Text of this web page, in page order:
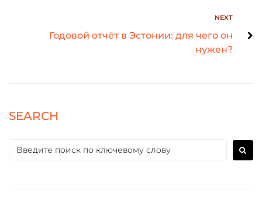
NEXT
Годовой отчёт в Эстонии: для чего он
нужен?
SEARCH